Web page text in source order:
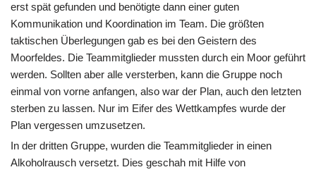
erst spät gefunden und benötigte dann einer guten
Kommunikation und Koordination im Team. Die größten
taktischen Überlegungen gab es bei den Geistern des
Moorfeldes. Die Teammitglieder mussten durch ein Moor geführt
werden. Sollten aber alle versterben, kann die Gruppe noch
einmal von vorne anfangen, also war der Plan, auch den letzten
sterben zu lassen. Nur im Eifer des Wettkampfes wurde der
Plan vergessen umzusetzen.
In der dritten Gruppe, wurden die Teammitglieder in einen
Alkoholrausch versetzt. Dies geschah mit Hilfe von